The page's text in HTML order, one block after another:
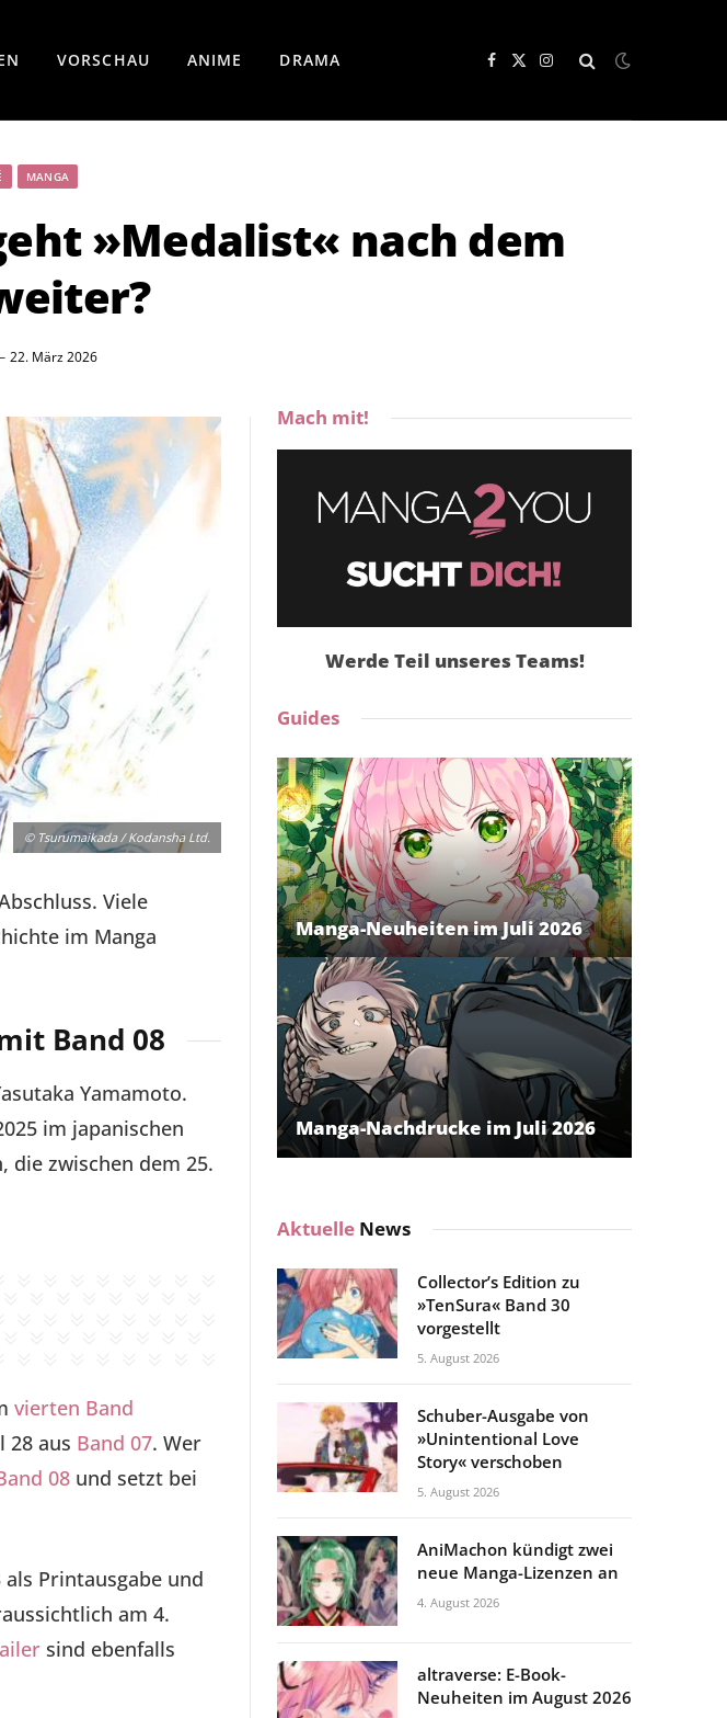
VORSCHAU ANIME DRAMA Facebook
X
Instagram
MANGA
»Medalist« nach dem
22. März 2026
© Tsurumaikada / Kodansha Ltd.
Viele
im Manga
Band 08
Yamamoto.
im japanischen
die zwischen dem 25.
vierten Band
28 aus Band 07. Wer
08 und setzt bei
Printausgabe und
am 4.
sind ebenfalls
Mach mit!
Werde Teil unseres Teams!
Guides
Manga-Neuheiten im Juli 2026
Manga-Nachdrucke im Juli 2026
Aktuelle News
Collector’s Edition zu
»TenSura« Band 30
vorgestellt
5. August 2026
Schuber-Ausgabe von
»Unintentional Love
Story« verschoben
5. August 2026
AniMachon kündigt zwei
neue Manga-Lizenzen an
4. August 2026
altraverse: E-Book-
Neuheiten im August 2026